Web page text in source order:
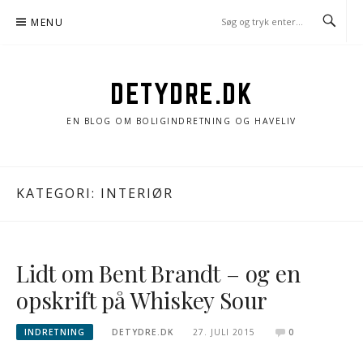
MENU
DETYDRE.DK
EN BLOG OM BOLIGINDRETNING OG HAVELIV
KATEGORI: INTERIØR
Lidt om Bent Brandt – og en
opskrift på Whiskey Sour
INDRETNING DETYDRE.DK 27. JULI 2015 0